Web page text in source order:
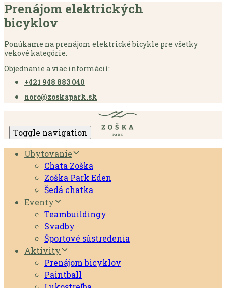
Prenájom elektrických
bicyklov
Ponúkame na prenájom elektrické bicykle pre všetky
vekové kategórie.
Objednanie a viac informácií:
+421 948 883 040
noro@zoskapark.sk
Toggle navigation
Ubytovanie
Chata Zoška
Zoška Park Eden
Šedá chatka
Eventy
Teambuildingy
Svadby
Športové sústredenia
Aktivity
Prenájom bicyklov
Paintball